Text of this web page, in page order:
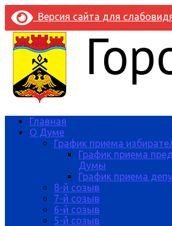
Версия сайта для
Главная
О Думе
График приема
График приема
Думы
График приема
8-й созыв
7-й созыв
6-й созыв
5-й созыв